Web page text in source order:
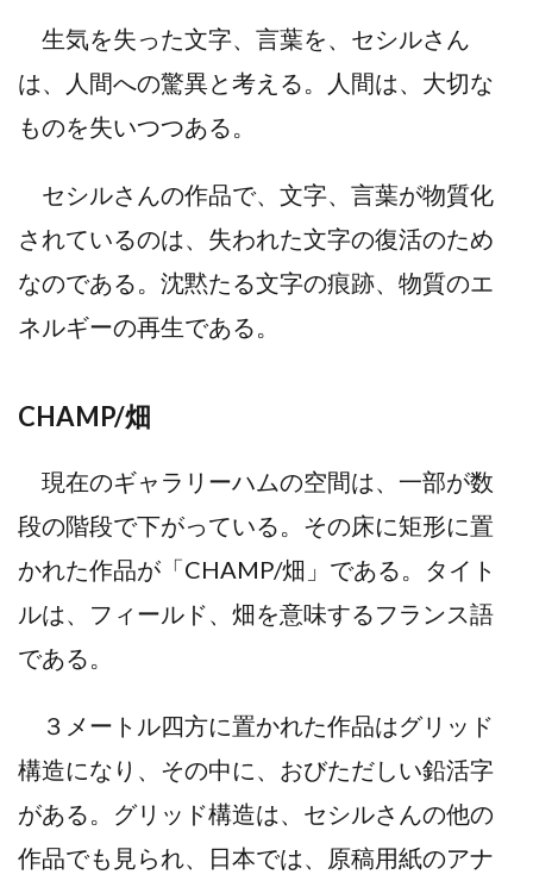
生気を失った文字、言葉を、セシルさん
は、人間への驚異と考える。人間は、大切な
ものを失いつつある。
セシルさんの作品で、文字、言葉が物質化
されているのは、失われた文字の復活のため
なのである。沈黙たる文字の痕跡、物質のエ
ネルギーの再生である。
CHAMP/畑
現在のギャラリーハムの空間は、一部が数
段の階段で下がっている。その床に矩形に置
かれた作品が「CHAMP/畑」である。タイト
ルは、フィールド、畑を意味するフランス語
である。
３メートル四方に置かれた作品はグリッド
構造になり、その中に、おびただしい鉛活字
がある。グリッド構造は、セシルさんの他の
作品でも見られ、日本では、原稿用紙のアナ